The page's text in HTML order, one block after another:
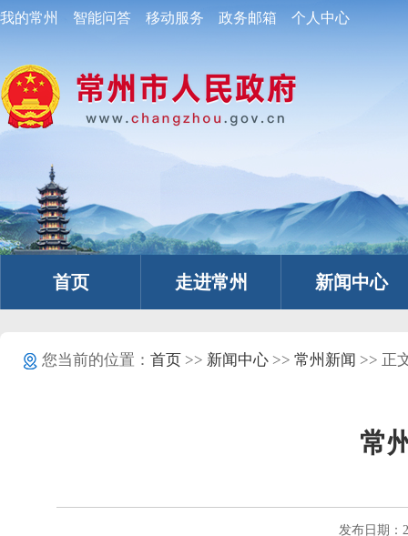
我的常州 智能问答 移动服务 政务邮箱 个人中心
首页 走进常州 新闻中心
您当前的位置： 首页>> 新闻中心>> 常州新闻 >> 正
常
发布日期：